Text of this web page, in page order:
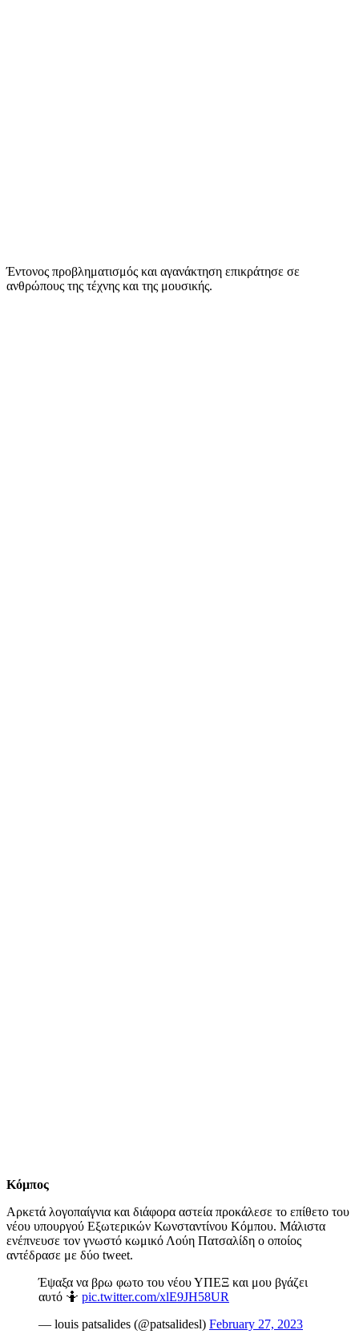
Έντονος προβληματισμός και αγανάκτηση επικράτησε σε
ανθρώπους της τέχνης και της μουσικής.
Κόμπος
Αρκετά λογοπαίγνια και διάφορα αστεία προκάλεσε το επίθετο του
νέου υπουργού Εξωτερικών Κωνσταντίνου Κόμπου. Μάλιστα
ενέπνευσε τον γνωστό κωμικό Λούη Πατσαλίδη ο οποίος
αντέδρασε με δύο tweet.
Έψαξα να βρω φωτο του νέου ΥΠΕΞ και μου βγάζει
αυτό 🤷 pic.twitter.com/xlE9JH58UR
— louis patsalides (@patsalidesl) February 27, 2023